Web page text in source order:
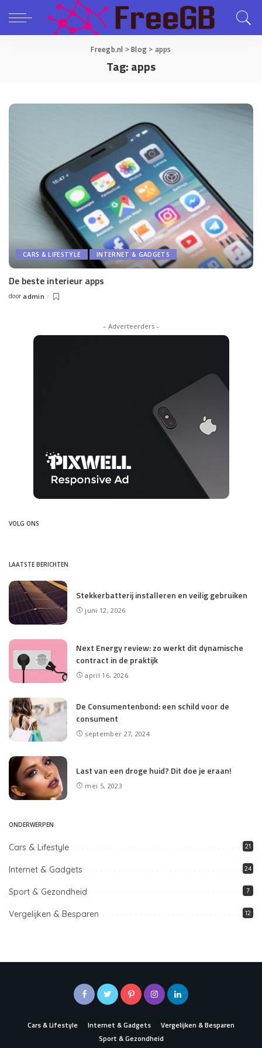
Freegb.nl >Blog > apps
Tag:apps
CARS & LIFESTYLE INTERNET & GADGETS
De beste interieur apps
Posted
door admin
– Adverteerders –
VOLG ONS
LAATSTE BERICHTEN
Stekkerbatterij installeren en veilig gebruiken
juni 12, 2026
Next Energy review: zo werkt dit dynamische
contract in de praktijk
april 16, 2026
De Consumentenbond: een schild voor de
consument
september 27, 2024
Last van een droge huid? Dit doe je eraan!
mei 5, 2023
ONDERWERPEN
Cars & Lifestyle 21
Internet & Gadgets 24
Sport & Gezondheid 7
Vergelijken & Besparen 12
Cars & Lifestyle Internet & Gadgets
Vergelijken & Besparen
Sport & Gezondheid